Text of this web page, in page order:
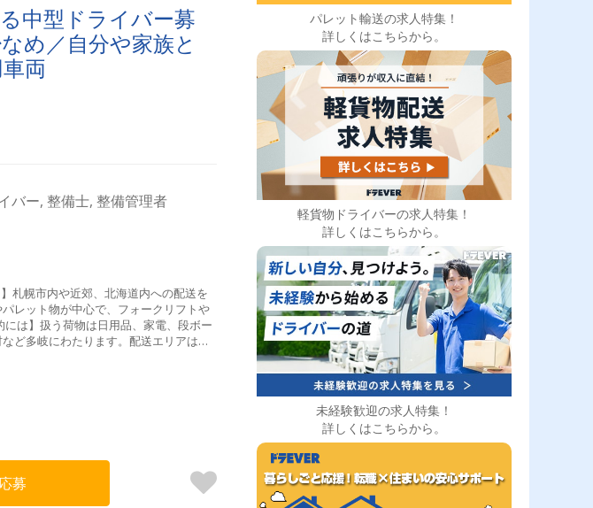
中型ドライバー募
め／自分や家族と
両
バー, 整備士, 整備管理者
札幌市内や近郊、北海道内への配送を
レット物が中心で、フォークリフトや
は】扱う荷物は日用品、家電、段ボー
ど多岐にわたります。配送エリアは札
ン。一部道外もありますが、一人一人
事を決めていくので安心してくださ
いため、健康的なリズムで働けるのが
しているため、常にメンテナンスの行
に集中できますよ♪ ＜配送距離＞ 地
＞ 1日1～7件（※業務内容により異な
認し、荷積みをして出発！↓12:30 お昼
ッシュ♪）↓13:30 午後の配達↓16:00 帰
退勤本日もお疲れ様でした！
募
パレット輸送の求人特集！
詳しくはこちらから。
軽貨物ドライバーの求人特集！
詳しくはこちらから。
未経験歓迎の求人特集！
詳しくはこちらから。